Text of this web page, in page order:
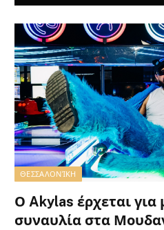
ΘΕΣΣΑΛΟΝΊΚΗ
Ο Akylas έρχεται για
συναυλία στα